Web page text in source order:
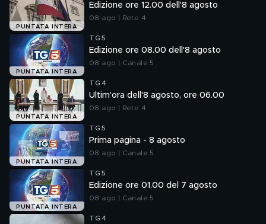
PUNTATA INTERA
Edizione ore 12.00 dell'8 agosto
08 ago | Rete 4
PUNTATA INTERA
TG5
Edizione ore 08.00 dell'8 agosto
08 ago | Canale 5
PUNTATA INTERA
TG4
Ultim'ora dell'8 agosto, ore 06.00
08 ago | Rete 4
PUNTATA INTERA
TG5
Prima pagina - 8 agosto
08 ago | Canale 5
PUNTATA INTERA
TG5
Edizione ore 01.00 del 7 agosto
08 ago | Canale 5
TG4